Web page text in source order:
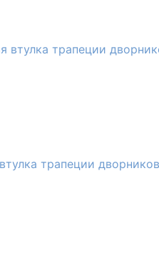
трапеции дворников